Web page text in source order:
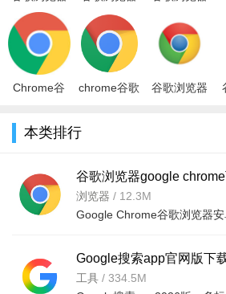
google
chrome下载
2026官方版
v15
下载安装(手
机安卓版)官
方下载20
安卓
Chrome谷
v151.0.7922
chrome谷歌
2026最新版
谷歌浏览器
本类排行
谷歌浏览器google
方版v151.0.7922.29 2026
色版
浏览器 / 12.3M
Google搜索app官网版下
2026v17.41.13安卓版
工具 / 334.5M